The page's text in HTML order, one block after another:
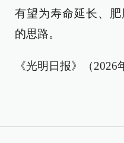
有望为寿命延长、
的思路。
《光明日报》（2026